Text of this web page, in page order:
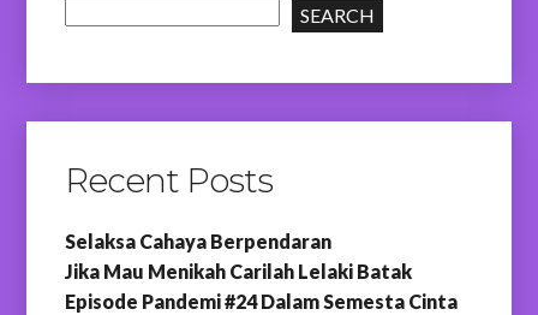
SEARCH
Recent Posts
Selaksa Cahaya Berpendaran
Jika Mau Menikah Carilah Lelaki Batak
Episode Pandemi #24 Dalam Semesta Cinta